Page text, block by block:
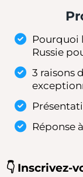
Pourquoi
Russie
3 raisons
Réponse
👇 Inscrivez-